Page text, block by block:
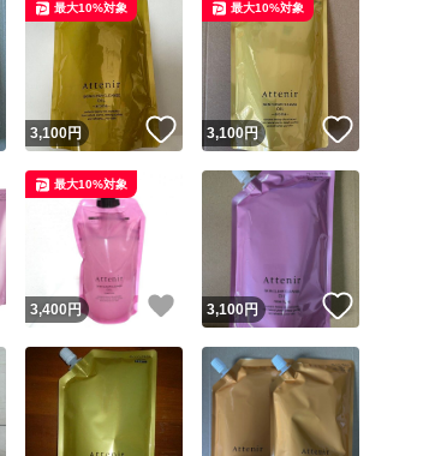
いいね！
3,100円 いいね！
最大10%対象
3,100円
最大10%対象
いいね！
3,400 円 いいね！
最大10%対象
3,100円